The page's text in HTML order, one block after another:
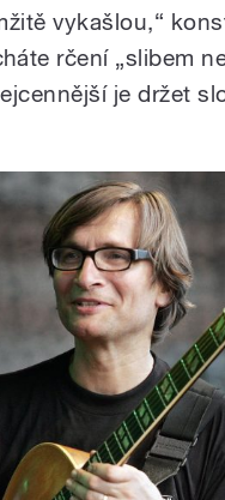
vykašlou,“
rčení „slibem
je držet